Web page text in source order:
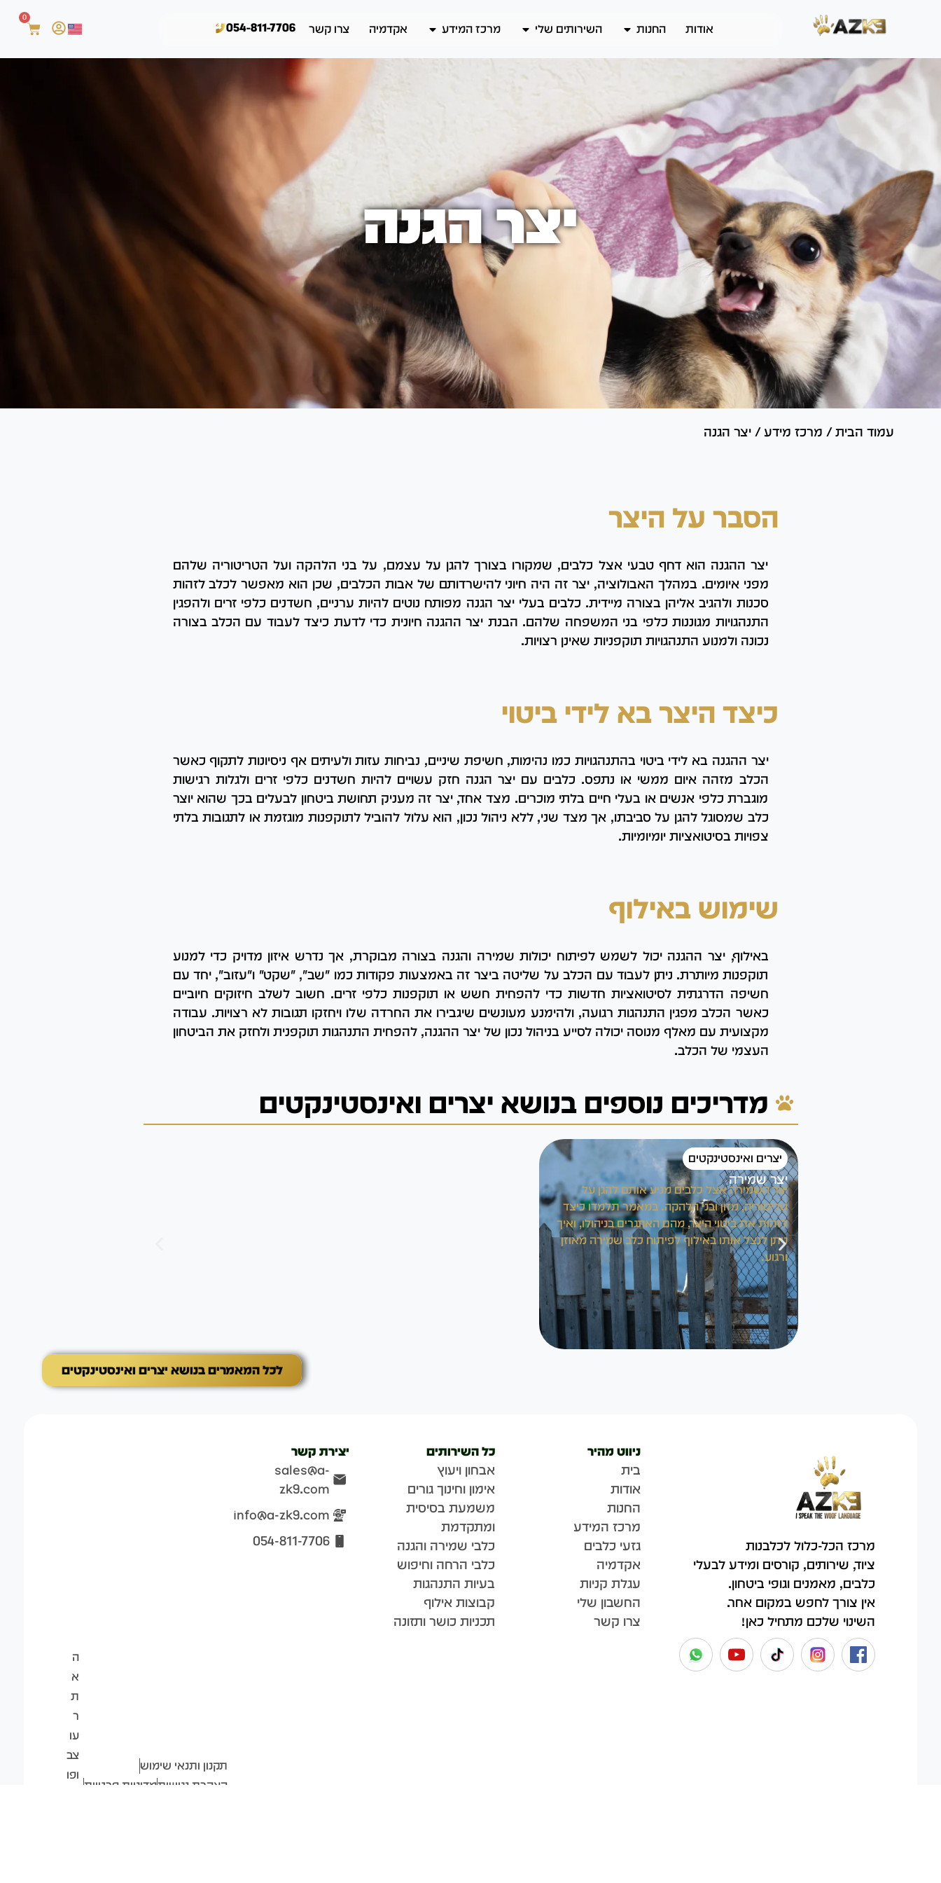
אודות החנות השירותים שלי מרכז המידע אקדמיה צרו קשר 054-811-7706
0
יצר הגנה
עמוד הבית / מרכז מידע / יצר הגנה
הסבר על היצר
יצר ההגנה הוא דחף טבעי אצל כלבים, שמקורו בצורך להגן על עצמם, על בני הלהקה ועל הטריטוריה שלהם
מפני איומים. במהלך האבולוציה, יצר זה היה חיוני להישרדותם של אבות הכלבים, שכן הוא מאפשר לכלב לזהות
סכנות ולהגיב אליהן בצורה מיידית. כלבים בעלי יצר הגנה מפותח נוטים להיות ערניים, חשדנים כלפי זרים ולהפגין
התנהגויות מגוננות כלפי בני המשפחה שלהם. הבנת יצר ההגנה חיונית כדי לדעת כיצד לעבוד עם הכלב בצורה
נכונה ולמנוע התנהגויות תוקפניות שאינן רצויות.
כיצד היצר בא לידי ביטוי
יצר ההגנה בא לידי ביטוי בהתנהגויות כמו נהימות, חשיפת שיניים, נביחות עזות ולעיתים אף ניסיונות לתקוף כאשר
הכלב מזהה איום ממשי או נתפס. כלבים עם יצר הגנה חזק עשויים להיות חשדנים כלפי זרים ולגלות רגישות
מוגברת כלפי אנשים או בעלי חיים בלתי מוכרים. מצד אחד, יצר זה מעניק תחושת ביטחון לבעלים בכך שהוא יוצר
כלב שמסוגל להגן על סביבתו, אך מצד שני, ללא ניהול נכון, הוא עלול להוביל לתוקפנות מוגזמת או לתגובות בלתי
צפויות בסיטואציות יומיומיות.
שימוש באילוף
באילוף, יצר ההגנה יכול לשמש לפיתוח יכולות שמירה והגנה בצורה מבוקרת, אך נדרש איזון מדויק כדי למנוע
תוקפנות מיותרת. ניתן לעבוד עם הכלב על שליטה ביצר זה באמצעות פקודות כמו "שב", "שקט" ו"עזוב", יחד עם
חשיפה הדרגתית לסיטואציות חדשות כדי להפחית חשש או תוקפנות כלפי זרים. חשוב לשלב חיזוקים חיוביים
כאשר הכלב מפגין התנהגות רגועה, ולהימנע מעונשים שיגבירו את החרדה שלו ויחזקו תגובות לא רצויות. עבודה
מקצועית עם מאלף מנוסה יכולה לסייע בניהול נכון של יצר ההגנה, להפחית התנהגות תוקפנית ולחזק את הביטחון
העצמי של הכלב.
מדריכים נוספים בנושא יצרים ואינסטינקטים
יצרים ואינסטינקטים
יצר שמירה
יצר השמירה אצל כלבים מניע אותם להגן על
טריטוריה, מזון ובני הלהקה. במאמר תלמדו כיצד
לזהות את ביטוי היצר, מהם האתגרים בניהולו, ואיך
ניתן לנצל אותו באילוף לפיתוח כלב שמירה מאוזן
ורגוע.
לכל המאמרים בנושא יצרים ואינסטינקטים
מרכז הכל-כלול לכלבנות
ציוד, שירותים, קורסים ומידע לבעלי
כלבים, מאמנים וגופי ביטחון.
אין צורך לחפש במקום אחר.
השינוי שלכם מתחיל כאן!
ניווט מהיר
בית
אודות
החנות
מרכז המידע
גזעי כלבים
אקדמיה
עגלת קניות
החשבון שלי
צרו קשר
כל השירותים
אבחון ויעוץ
אימון וחינוך גורים
משמעת בסיסית
ומתקדמת
כלבי שמירה והגנה
כלבי הרחה וחיפוש
בעיות התנהגות
קבוצות אילוף
תכניות כושר ותזונה
יצירת קשר
sales@a-
zk9.com
info@a-zk9.com
054-811-7706
תקנון ותנאי שימוש
הצהרת נגישותמדיניות פרטיות
ה
א
ת
ר
עו
צב
ופו